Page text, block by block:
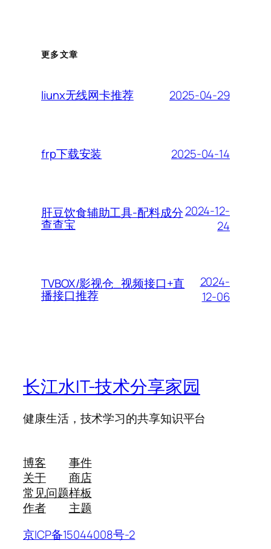
更多文章
liunx无线网卡推荐 2025-04-29
frp下载安装 2025-04-14
肝豆饮食辅助工具-配料成分
查查宝
2024-12-
24
TVBOX/影视仓_视频接口+直
播接口推荐
2024-
12-06
长江水IT-技术分享家园
健康生活，技术学习的共享知识平台
博客
关于
常见问题
作者
事件
商店
样板
主题
京ICP备15044008号-2